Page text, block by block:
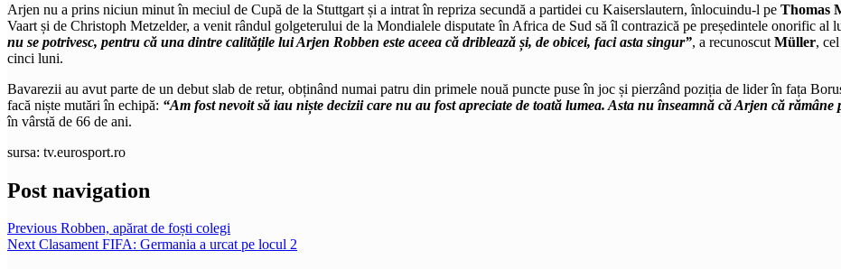
Arjen nu a prins niciun minut în meciul de Cupă de la Stuttgart și a intrat în repriza secundă a partidei cu Kaiserslautern, înlocuindu-l pe Thomas
Vaart și de Christoph Metzelder, a venit rândul golgeterului de la Mondialele disputate în Africa de Sud să îl contrazică pe președintele onorific al
nu se potrivesc, pentru că una dintre calitățile lui Arjen Robben este aceea că driblează și, de obicei, faci asta singur”, a recunoscut Müller,
cinci luni.
Bavarezii au avut parte de un debut slab de retur, obținând numai patru din primele nouă puncte puse în joc și pierzând poziția de lider în fața
facă niște mutări în echipă: “Am fost nevoit să iau niște decizii care nu au fost apreciate de toată lumea. Asta nu înseamnă că Arjen că
în vârstă de 66 de ani.
sursa: tv.eurosport.ro
Post navigation
Previous Robben, apărat de foști colegi
NextClasament FIFA: Germania a urcat pe locul 2